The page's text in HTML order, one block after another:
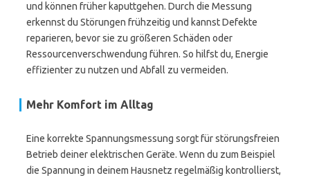
und können früher kaputtgehen. Durch die Messung
erkennst du Störungen frühzeitig und kannst Defekte
reparieren, bevor sie zu größeren Schäden oder
Ressourcenverschwendung führen. So hilfst du, Energie
effizienter zu nutzen und Abfall zu vermeiden.
Mehr Komfort im Alltag
Eine korrekte Spannungsmessung sorgt für störungsfreien
Betrieb deiner elektrischen Geräte. Wenn du zum Beispiel
die Spannung in deinem Hausnetz regelmäßig kontrollierst,